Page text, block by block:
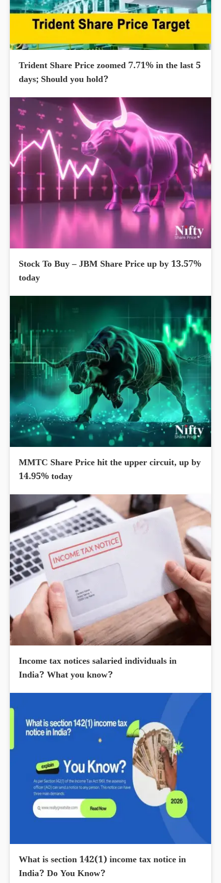
Trident Share Price zoomed 7.71% in the last 5
days; Should you hold?
Stock To Buy – JBM Share Price up by 13.57%
today
MMTC Share Price hit the upper circuit, up by
14.95% today
Income tax notices salaried individuals in
India? What you know?
What is section 142(1) income tax notice in
India? Do You Know?